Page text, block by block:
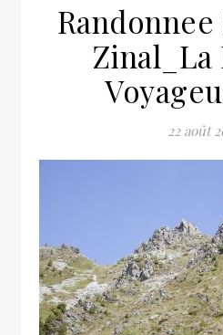
Zinal_La
22 août